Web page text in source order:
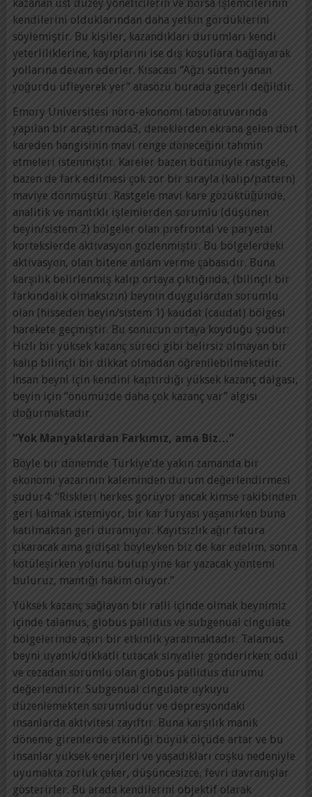
kazanan üst düzey yöneticilerin ve borsa işlemcilerinin
kendilerini olduklarından daha yetkin gördüklerini
söylemiştir. Bu kişiler, kazandıkları durumları kendi
yeterliliklerine, kayıplarını ise dış koşullara bağlayarak
yollarına devam ederler. Kısacası “Ağzı sütten yanan
yoğurdu üfleyerek yer” atasözü burada geçerli değildir.
Emory Üniversitesi nöro-ekonomi laboratuvarında
yapılan bir araştırmada3, deneklerden ekrana gelen dört
kareden hangisinin mavi renge döneceğini tahmin
etmeleri istenmiştir. Kareler bazen bütünüyle rastgele,
bazen de fark edilmesi çok zor bir sırayla (kalıp/pattern)
maviye dönmüştür. Rastgele mavi kare gözüktüğünde,
analitik ve mantıklı işlemlerden sorumlu (düşünen
beyin/sistem 2) bölgeler olan prefrontal ve paryetal
kortekslerde aktivasyon gözlenmiştir. Bu bölgelerdeki
aktivasyon, olan bitene anlam verme çabasıdır. Buna
karşılık belirlenmiş kalıp ortaya çıktığında, (bilinçli bir
farkındalık olmaksızın) beynin duygulardan sorumlu
olan (hisseden beyin/sistem 1) kaudat (caudat) bölgesi
harekete geçmiştir. Bu sonucun ortaya koyduğu şudur:
Hızlı bir yüksek kazanç süreci gibi belirsiz olmayan bir
kalıp bilinçli bir dikkat olmadan öğrenilebilmektedir.
İnsan beyni için kendini kaptırdığı yüksek kazanç dalgası,
beyin için “önümüzde daha çok kazanç var” algısı
doğurmaktadır.
“Yok Manyaklardan Farkımız, ama Biz…”
Böyle bir dönemde Türkiye’de yakın zamanda bir
ekonomi yazarının kaleminden durum değerlendirmesi
şudur4: “Riskleri herkes görüyor ancak kimse rakibinden
geri kalmak istemiyor, bir kar furyası yaşanırken buna
katılmaktan geri duramıyor. Kayıtsızlık ağır fatura
çıkaracak ama gidişat böyleyken biz de kar edelim, sonra
kötüleşirken yolunu bulup yine kar yazacak yöntemi
buluruz, mantığı hakim oluyor.”
Yüksek kazanç sağlayan bir ralli içinde olmak beynimiz
içinde talamus, globus pallidus ve subgenual cingulate
bölgelerinde aşırı bir etkinlik yaratmaktadır. Talamus
beyni uyanık/dikkatli tutacak sinyaller gönderirken; ödül
ve cezadan sorumlu olan globus pallidus durumu
değerlendirir. Subgenual cingulate uykuyu
düzenlemekten sorumludur ve depresyondaki
insanlarda aktivitesi zayıftır. Buna karşılık manik
döneme girenlerde etkinliği büyük ölçüde artar ve bu
insanlar yüksek enerjileri ve yaşadıkları coşku nedeniyle
uyumakta zorluk çeker, düşüncesizce, fevri davranışlar
gösterirler. Bu arada kendilerini objektif olarak